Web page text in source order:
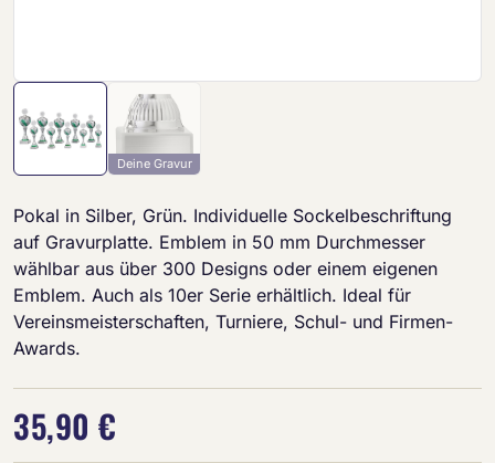
Deine Gravur
Pokal in Silber, Grün. Individuelle Sockelbeschriftung
auf Gravurplatte. Emblem in 50 mm Durchmesser
wählbar aus über 300 Designs oder einem eigenen
Emblem. Auch als 10er Serie erhältlich. Ideal für
Vereinsmeisterschaften, Turniere, Schul- und Firmen-
Awards.
35,90 €